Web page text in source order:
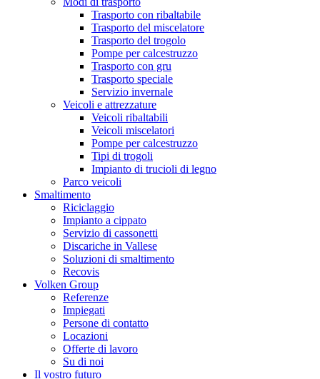
Trasporto con ribaltabile
Trasporto del miscelatore
Trasporto del trogolo
Pompe per calcestruzzo
Trasporto con gru
Trasporto speciale
Servizio invernale
Veicoli e attrezzature
Veicoli ribaltabili
Veicoli miscelatori
Pompe per calcestruzzo
Tipi di trogoli
Impianto di trucioli di legno
Parco veicoli
Smaltimento
Riciclaggio
Impianto a cippato
Servizio di cassonetti
Discariche in Vallese
Soluzioni di smaltimento
Recovis
Volken Group
Referenze
Impiegati
Persone di contatto
Locazioni
Offerte di lavoro
Su di noi
Il vostro futuro